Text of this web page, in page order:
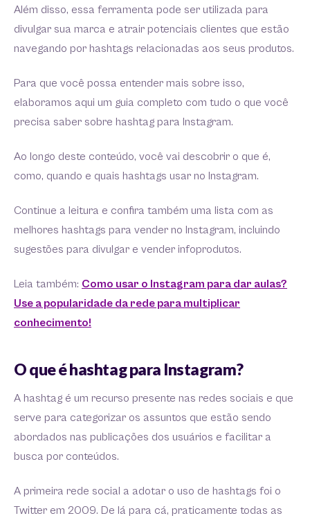
Além disso, essa ferramenta pode ser utilizada para
divulgar sua marca e atrair potenciais clientes que estão
navegando por hashtags relacionadas aos seus produtos.
Para que você possa entender mais sobre isso,
elaboramos aqui um guia completo com tudo o que você
precisa saber sobre hashtag para Instagram.
Ao longo deste conteúdo, você vai descobrir o que é,
como, quando e quais hashtags usar no Instagram.
Continue a leitura e confira também uma lista com as
melhores hashtags para vender no Instagram, incluindo
sugestões para divulgar e vender infoprodutos.
Leia também: Como usar o Instagram para dar aulas?
Use a popularidade da rede para multiplicar
conhecimento!
O que é hashtag para Instagram?
A hashtag é um recurso presente nas redes sociais e que
serve para categorizar os assuntos que estão sendo
abordados nas publicações dos usuários e facilitar a
busca por conteúdos.
A primeira rede social a adotar o uso de hashtags foi o
Twitter em 2009. De lá para cá, praticamente todas as